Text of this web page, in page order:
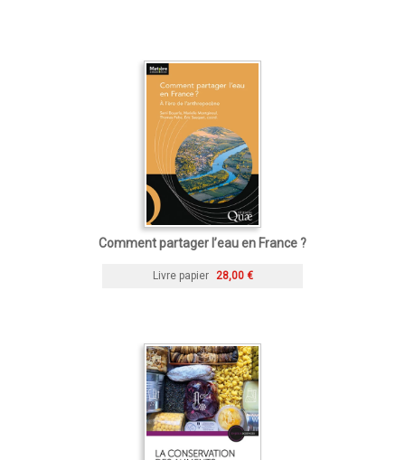
Comment partager l’eau en France ?
Livre papier 28,00 €